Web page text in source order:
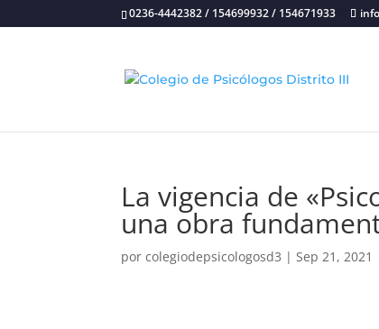
0236-4442382 / 154699932 / 154671933
La vigencia de
una obra
porcolegiodepsicologosd3 |Sep 21, 2021